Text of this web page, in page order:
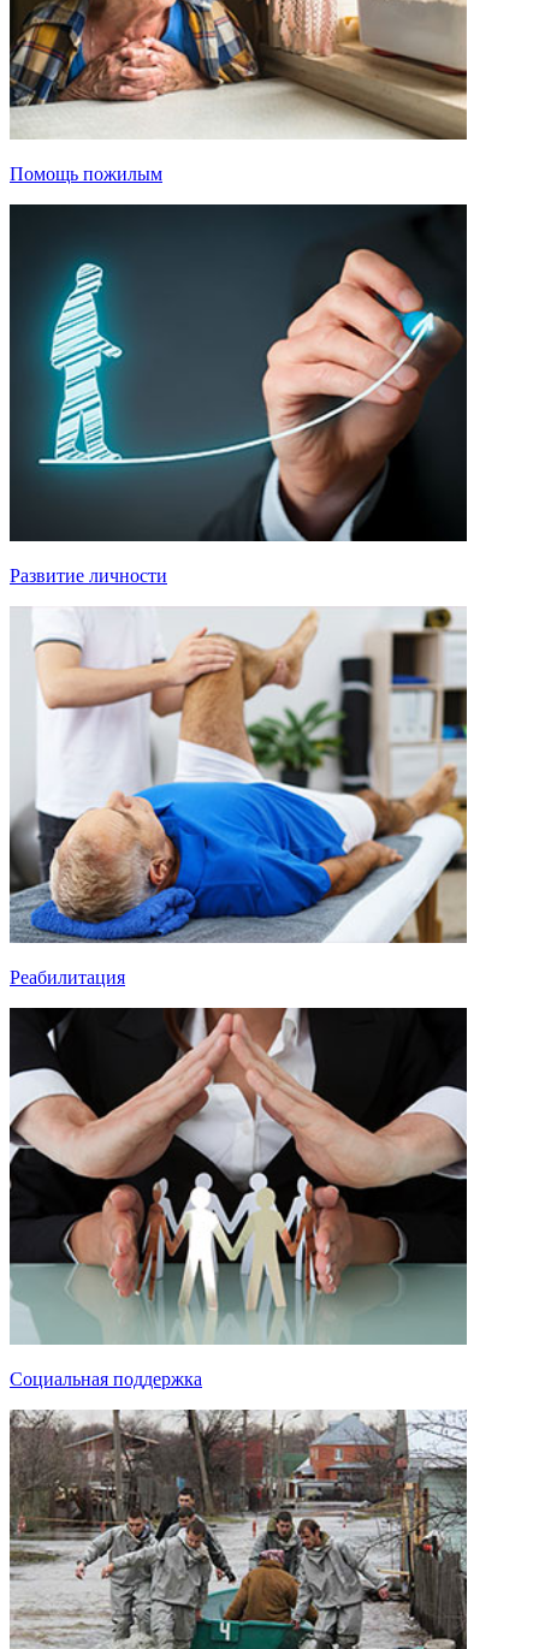
Помощь пожилым
Развитие личности
Реабилитация
Социальная поддержка